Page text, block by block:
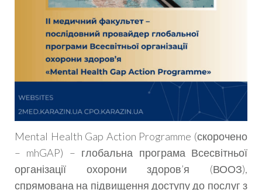
Mental Health Gap Action Programme (скорочено
– mhGAP) – глобальна програма Всесвітньої
організації охорони здоров’я (ВООЗ),
спрямована на підвищення доступу до послуг з